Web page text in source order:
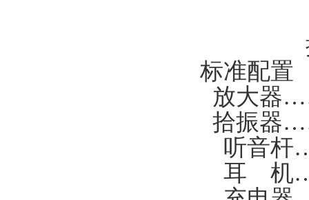
探测
标准配置
放大器
拾振
听音
耳 机